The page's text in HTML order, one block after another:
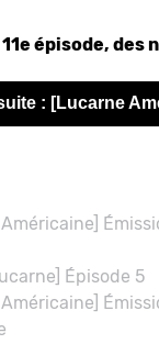
11e épisode,
: [Lucarne
Américaine]
Épisode 5
Américaine]